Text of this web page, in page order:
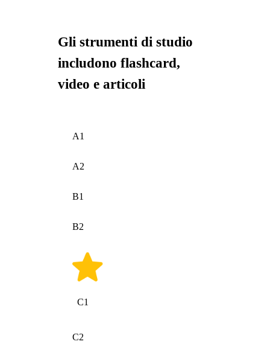
Gli strumenti di studio
includono flashcard,
video e articoli
A1
A2
B1
B2
C1
C2